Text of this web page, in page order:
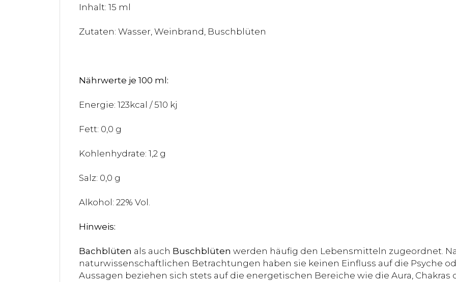
Inhalt: 15 ml
Zutaten: Wasser, Weinbrand, Buschblüten
Nährwerte je 100 ml:
Energie: 123kcal / 510 kj
Fett: 0,0 g
Kohlenhydrate: 1,2 g
Salz: 0,0 g
Alkohol: 22% Vol.
Hinweis:
Bachblüten als auch Buschblüten werden häufig den Lebensmitteln zugeordnet.
naturwissenschaftlichen Betrachtungen haben sie keinen Einfluss auf die Psyche
Aussagen beziehen sich stets auf die energetischen Bereiche wie die Aura, Chakras